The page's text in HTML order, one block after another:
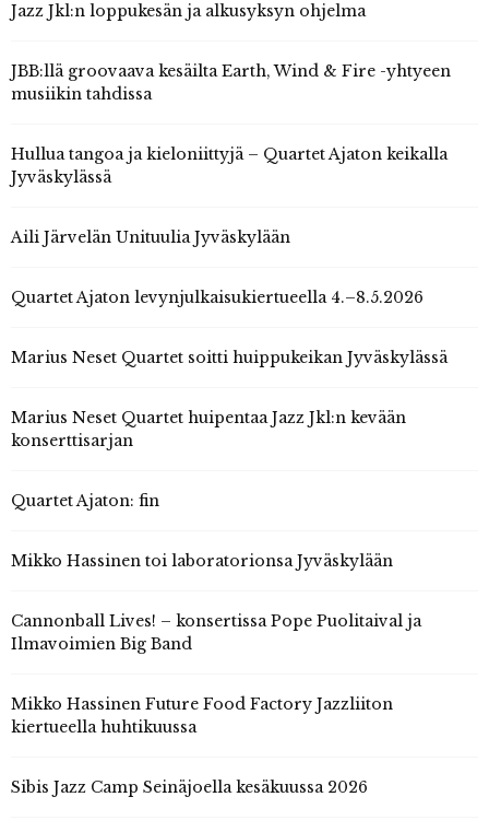
Jazz Jkl:n loppukesän ja alkusyksyn ohjelma
JBB:llä groovaava kesäilta Earth, Wind & Fire -yhtyeen
musiikin tahdissa
Hullua tangoa ja kieloniittyjä – Quartet Ajaton keikalla
Jyväskylässä
Aili Järvelän Unituulia Jyväskylään
Quartet Ajaton levynjulkaisukiertueella 4.–8.5.2026
Marius Neset Quartet soitti huippukeikan Jyväskylässä
Marius Neset Quartet huipentaa Jazz Jkl:n kevään
konserttisarjan
Quartet Ajaton: fin
Mikko Hassinen toi laboratorionsa Jyväskylään
Cannonball Lives! – konsertissa Pope Puolitaival ja
Ilmavoimien Big Band
Mikko Hassinen Future Food Factory Jazzliiton
kiertueella huhtikuussa
Sibis Jazz Camp Seinäjoella kesäkuussa 2026